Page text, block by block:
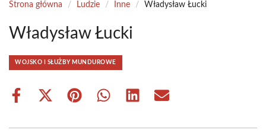
Strona główna / Ludzie / Inne / Władysław Łucki
Władysław Łucki
WOJSKO I SŁUŻBY MUNDUROWE
Share
Share
(Twitter)
Share Share Share Share